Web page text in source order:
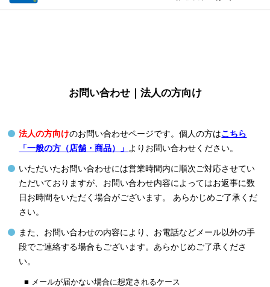
お問い合わせ｜法人の方向け
法人の方向けのお問い合わせページです。個人の方はこちら
「一般の方（店舗・商品）」 よりお問い合わせください。
いただいたお問い合わせには営業時間内に順次ご対応させてい
ただいておりますが、お問い合わせ内容によってはお返事に数
日お時間をいただく場合がございます。 あらかじめご了承くだ
さい。
また、お問い合わせの内容により、お電話などメール以外の手
段でご連絡する場合もございます。あらかじめご了承くださ
い。
■ メールが届かない場合に想定されるケース